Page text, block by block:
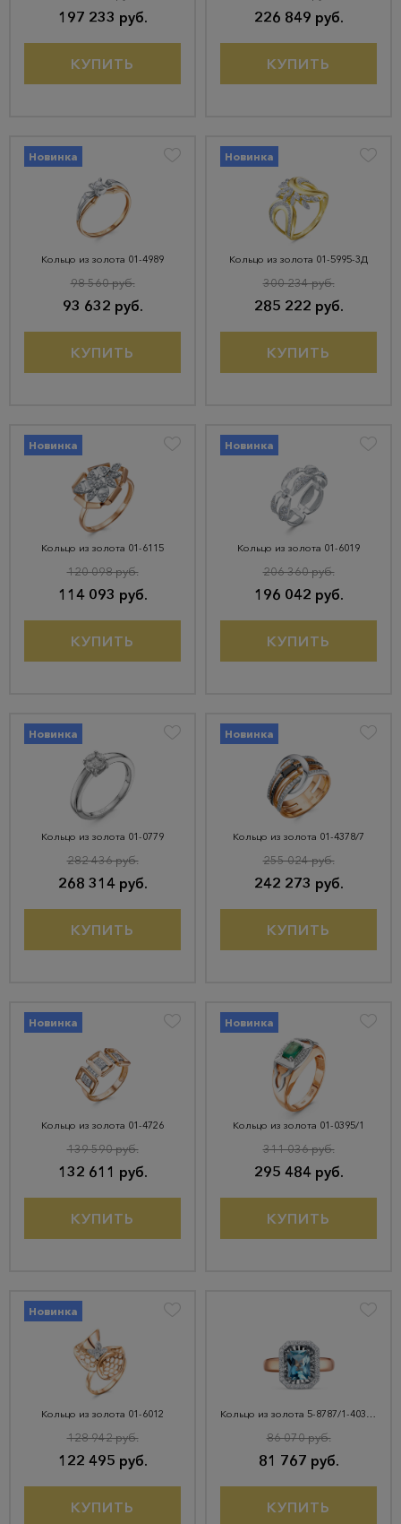
197 233 руб.
КУПИТЬ
226 849 руб.
КУПИТЬ
Новинка
Кольцо из золота 01-4989
93 632 руб.
98 560 руб.
КУПИТЬ
Новинка
Кольцо из золота 01-5995-3Д
285 222 руб.
300 234 руб.
КУПИТЬ
Новинка
Кольцо из золота 01-6115
114 093 руб.
120 098 руб.
КУПИТЬ
Новинка
Кольцо из золота 01-6019
196 042 руб.
206 360 руб.
КУПИТЬ
Новинка
Кольцо из золота 01-0779
268 314 руб.
282 436 руб.
КУПИТЬ
Новинка
Кольцо из золота 01-4378/7
242 273 руб.
255 024 руб.
КУПИТЬ
Новинка
Кольцо из золота 01-4726
132 611 руб.
139 590 руб.
КУПИТЬ
Новинка
Кольцо из золота 01-0395/1
295 484 руб.
311 036 руб.
КУПИТЬ
Новинка
Кольцо из золота 01-6012
122 495 руб.
128 942 руб.
КУПИТЬ
Кольцо из золота 5-8787/1-403И1-1КБ-Тлд
81 767 руб.
86 070 руб.
КУПИТЬ